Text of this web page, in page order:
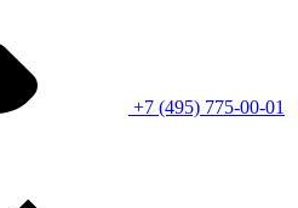
+7 (495) 775-00-01